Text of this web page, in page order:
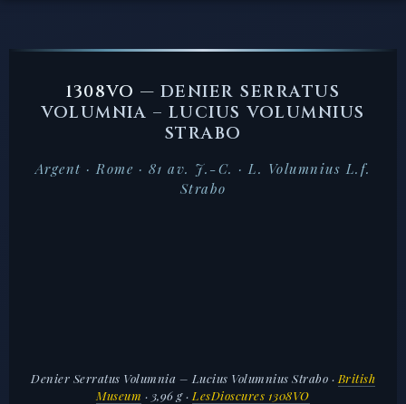
1308VO — DENIER SERRATUS
VOLUMNIA – LUCIUS VOLUMNIUS
STRABO
Argent · Rome · 81 av. J.-C. · L. Volumnius L.f.
Strabo
Denier Serratus Volumnia – Lucius Volumnius Strabo · British
Museum · 3,96 g · LesDioscures 1308VO